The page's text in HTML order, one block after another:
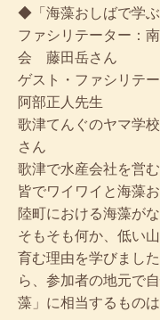
◆「海藻おしばで学ぶ
ファシリテーター：
会 藤田岳さん
ゲスト・ファシリテ
阿部正人先生
歌津てんぐのヤマ学
さん
歌津で水産会社を営
皆でワイワイと海藻
陸町における海藻が
そもそも何か、低い
育む理由を学びまし
ら、参加者の地元で
藻」に相当するもの